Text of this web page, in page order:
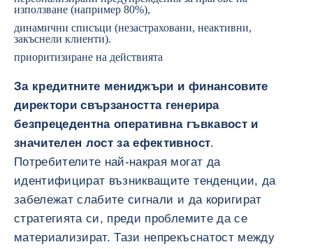
използване (например 80%),
динамични списъци (незастраховани, неактивни,
закъснели клиенти).
приоритизиране на действията
За кредитните мениджъри и финансовите
директори свързаността генерира
безпрецедентна оперативна гъвкавост и
значителен лост за ефективност.
Потребителите най-накрая могат да
идентифицират възникващите тенденции, да
забележат слабите сигнали и да коригират
стратегията си, преди проблемите да се
материализират. Тази непрекъснатост между